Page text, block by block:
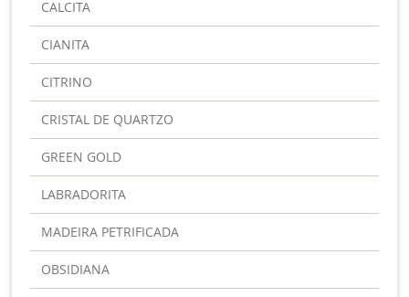
CALCITA
CIANITA
CITRINO
CRISTAL DE QUARTZO
GREEN GOLD
LABRADORITA
MADEIRA PETRIFICADA
OBSIDIANA